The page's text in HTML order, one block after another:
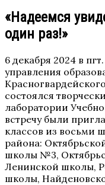
«Надеемся
один раз!»
6 декабря 2024 в
управления
состоялся
лаборатории
встречу были
классов из восьми
района:
школы №3,
Ленинской школы,
школы,